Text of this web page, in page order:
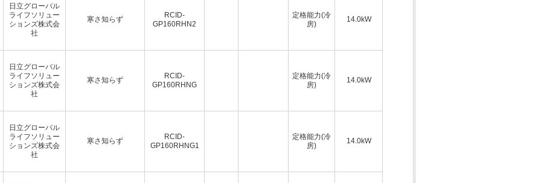
日立グローバル
ライフソリュー
ションズ株式会
社
寒さ知らず
RCID-
GP160RHN2
定格能力(冷
房)
14.0kW
日立グローバル
ライフソリュー
ションズ株式会
社
寒さ知らず
RCID-
GP160RHNG
定格能力(冷
房)
14.0kW
日立グローバル
ライフソリュー
ションズ株式会
社
寒さ知らず
RCID-
GP160RHNG1
定格能力(冷
房)
14.0kW